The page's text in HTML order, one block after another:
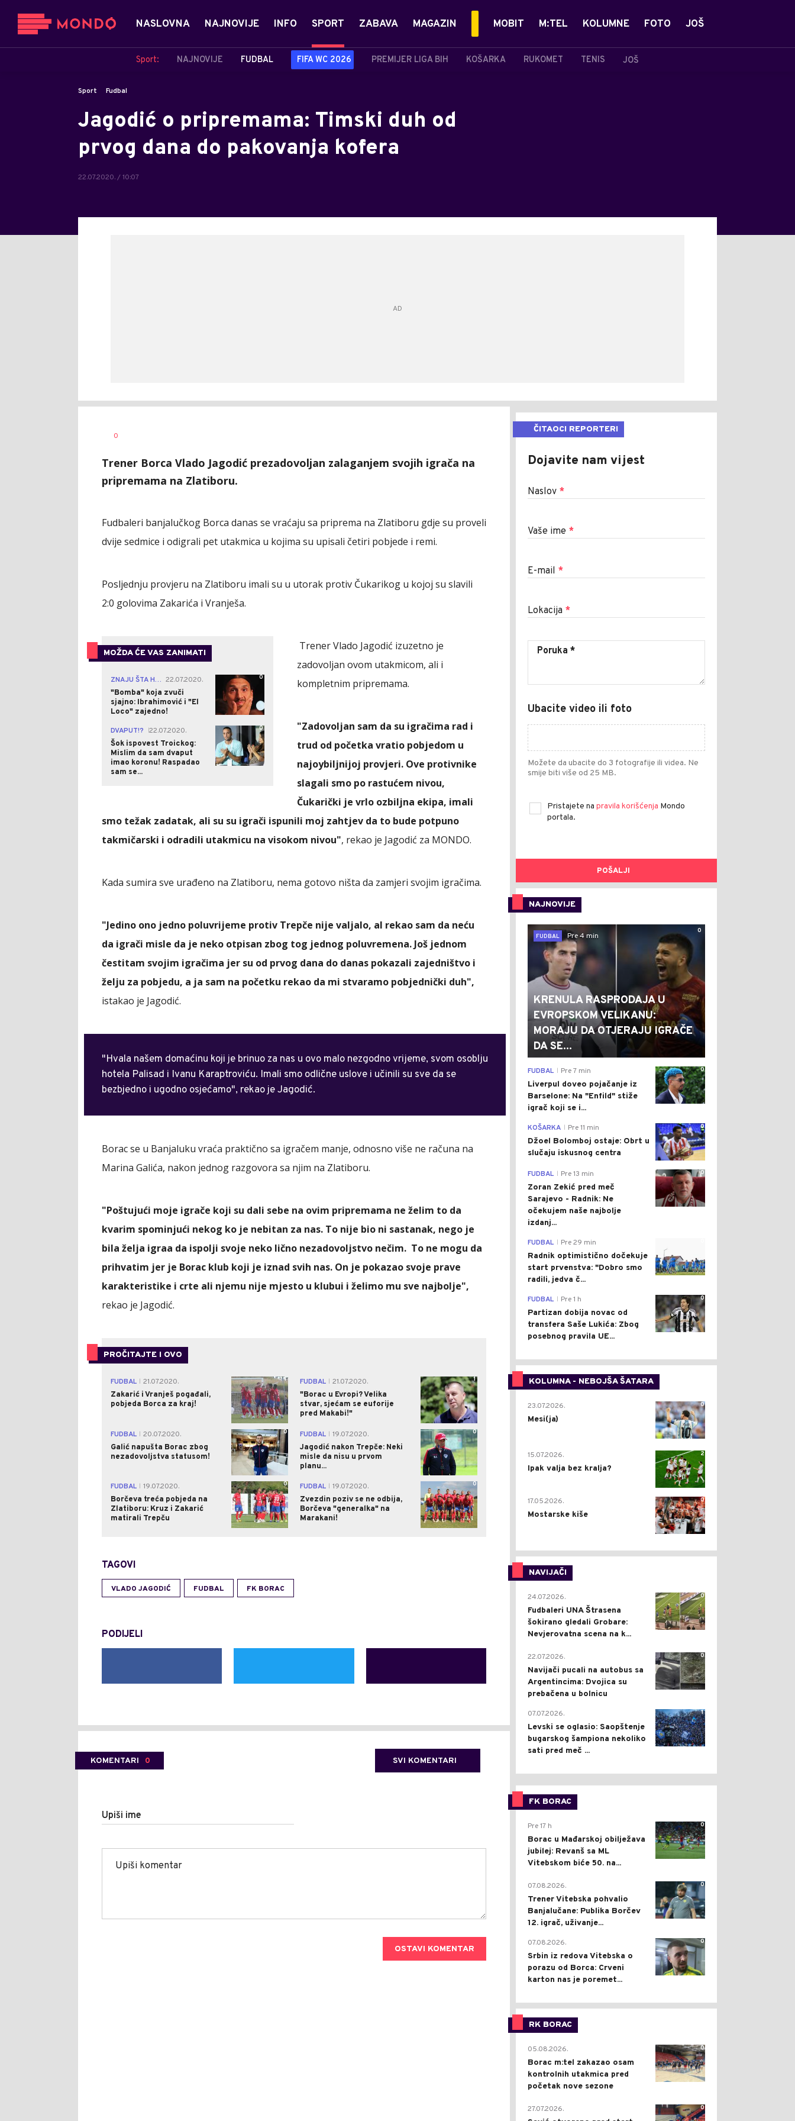
NASLOVNA NAJNOVIJE INFO SPORT
Sport: NAJNOVIJE FUDBAL FIFA WC 2026 PREMIJER LIGA BIH KOŠARKA RUKOMET TENIS JOŠ
ZABAVA MAGAZIN MOBIT M:TEL KOLUMNE FOTO JOŠ
Sport Fudbal
Jagodić o pripremama: Timski duh od
prvog dana do pakovanja kofera
22.07.2020. / 10:07
AUTOR
0
Trener Borca Vlado Jagodić prezadovoljan zalaganjem svojih igrača na
pripremama na Zlatiboru.
Fudbaleri banjalučkog Borca danas se vraćaju sa priprema na Zlatiboru gdje su proveli
dvije sedmice i odigrali pet utakmica u kojima su upisali četiri pobjede i remi.
Posljednju provjeru na Zlatiboru imali su u utorak protiv Čukarikog u kojoj su slavili
2:0 golovima Zakarića i Vranješa.
MOŽDA ĆE VAS ZANIMATI
ZNAJU ŠTA HOĆE! 22.07.2020.
"Bomba" koja zvuči
sjajno: Ibrahimović i "El
Loco" zajedno!
0
DVAPUT!?
22.07.2020.
Šok ispovest Troickog:
Mislim da sam dvaput
imao koronu! Raspadao
sam se...
0
Trener Vlado Jagodić izuzetno je
zadovoljan ovom utakmicom, ali i
kompletnim pripremama.
"Zadovoljan sam da su igračima rad i
trud od početka vratio pobjedom u
najoybiljnijoj provjeri. Ove protivnike
slagali smo po rastućem nivou,
Čukarički je vrlo ozbiljna ekipa, imali
smo težak zadatak, ali su su igrači ispunili moj zahtjev da to bude potpuno
takmičarski i odradili utakmicu na visokom nivou", rekao je Jagodić za MONDO.
Kada sumira sve urađeno na Zlatiboru, nema gotovo ništa da zamjeri svojim igračima.
"Jedino ono jedno poluvrijeme protiv Trepče nije valjalo, al rekao sam da neću
da igrači misle da je neko otpisan zbog tog jednog poluvremena. Još jednom
čestitam svojim igračima jer su od prvog dana do danas pokazali zajedništvo i
želju za pobjedu, a ja sam na početku rekao da mi stvaramo pobjednički duh",
istakao je Jagodić.
"Hvala našem domaćinu koji je brinuo za nas u ovo malo nezgodno vrijeme, svom osoblju
hotela Palisad i Ivanu Karaptroviću. Imali smo odlične uslove i učinili su sve da se
bezbjedno i ugodno osjećamo", rekao je Jagodić.
Borac se u Banjaluku vraća praktično sa igračem manje, odnosno više ne računa na
Marina Galića, nakon jednog razgovora sa njim na Zlatiboru.
"Poštujući moje igrače koji su dali sebe na ovim pripremama ne želim to da
kvarim spominjući nekog ko je nebitan za nas. To nije bio ni sastanak, nego je
bila želja igraa da ispolji svoje neko lično nezadovoljstvo nečim. To ne mogu da
prihvatim jer je Borac klub koji je iznad svih nas. On je pokazao svoje prave
karakteristike i crte ali njemu nije mjesto u klubui i želimo mu sve najbolje",
rekao je Jagodić.
PROČITAJTE I OVO
FUDBAL
21.07.2020.
Zakarić i Vranješ pogađali,
pobjeda Borca za kraj!
1 FUDBAL
21.07.2020.
"Borac u Evropi? Velika
stvar, sjećam se euforije
pred Makabi!"
1
FUDBAL
20.07.2020.
Galić napušta Borac zbog
nezadovoljstva statusom!
0 FUDBAL
19.07.2020.
Jagodić nakon Trepče: Neki
misle da nisu u prvom
planu...
0
FUDBAL
19.07.2020.
Borčeva treća pobjeda na
Zlatiboru: Kruz i Zakarić
matirali Trepču
0 FUDBAL
19.07.2020.
Zvezdin poziv se ne odbija,
Borčeva "generalka" na
Marakani!
0
TAGOVI
VLADO JAGODIĆ FUDBAL FK BORAC
PODIJELI
KOMENTARI 0 SVI KOMENTARI
Upiši ime
OSTAVI KOMENTAR
ČITAOCI REPORTERI
Dojavite nam vijest
Naslov *
Vaše ime *
E-mail *
Lokacija *
Ubacite video ili foto
Možete da ubacite do 3 fotografije ili videa. Ne
smije biti više od 25 MB.
Pristajete na pravila korišćenja Mondo
portala.
POŠALJI
NAJNOVIJE
0
FUDBAL
Pre 4 min
KRENULA RASPRODAJA U
EVROPSKOM VELIKANU:
MORAJU DA OTJERAJU IGRAČE
DA SE...
0
FUDBAL Pre 7 min
Liverpul doveo pojačanje iz
Barselone: Na "Enfild" stiže
igrač koji se i...
0
KOŠARKA Pre 11 min
Džoel Bolomboj ostaje: Obrt u
slučaju iskusnog centra
0
FUDBAL Pre 13 min
Zoran Zekić pred meč
Sarajevo - Radnik: Ne
očekujem naše najbolje
izdanj...
FUDBAL Pre 29 min
Radnik optimistično dočekuje
start prvenstva: "Dobro smo
radili, jedva č...
0
FUDBAL Pre 1 h
Partizan dobija novac od
transfera Saše Lukića: Zbog
posebnog pravila UE...
KOLUMNA - NEBOJŠA ŠATARA
0
23.07.2026.
Mesi(ja)
2
15.07.2026.
Ipak valja bez kralja?
0
17.05.2026.
Mostarske kiše
NAVIJAČI
0
24.07.2026.
Fudbaleri UNA Štrasena
šokirano gledali Grobare:
Nevjerovatna scena na k...
0
22.07.2026.
Navijači pucali na autobus sa
Argentincima: Dvojica su
prebačena u bolnicu
1
07.07.2026.
Levski se oglasio: Saopštenje
bugarskog šampiona nekoliko
sati pred meč ...
FK BORAC
0
Pre 17 h
Borac u Mađarskoj obilježava
jubilej: Revanš sa ML
Vitebskom biće 50. na...
0
07.08.2026.
Trener Vitebska pohvalio
Banjalučane: Publika Borčev
12. igrač, uživanje...
0
07.08.2026.
Srbin iz redova Vitebska o
porazu od Borca: Crveni
karton nas je poremet...
RK BORAC
0
05.08.2026.
Borac m:tel zakazao osam
kontrolnih utakmica pred
početak nove sezone
0
27.07.2026.